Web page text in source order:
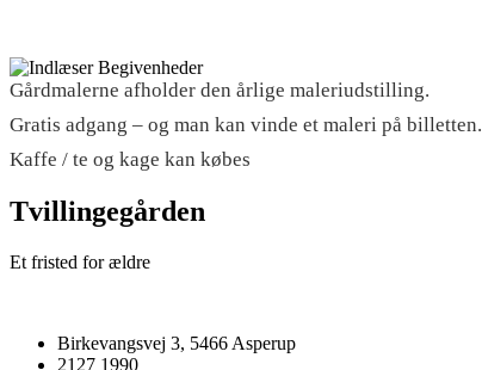
Gårdmalerne afholder den årlige maleriudstilling.
Gratis adgang – og man kan vinde et maleri på billetten.
Kaffe / te og kage kan købes
Tvillingegården
Et fristed for ældre
Birkevangsvej 3, 5466 Asperup
2127 1990